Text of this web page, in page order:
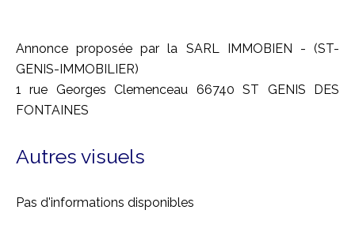
Annonce proposée par la SARL IMMOBIEN - (ST-
GENIS-IMMOBILIER)
1 rue Georges Clemenceau 66740 ST GENIS DES
FONTAINES
Autres visuels
Pas d'informations disponibles